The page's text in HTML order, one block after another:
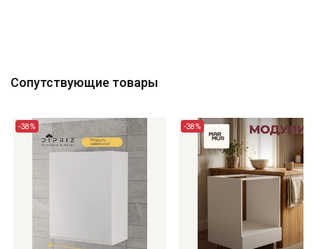
Сопутствующие товары
-38% -38%